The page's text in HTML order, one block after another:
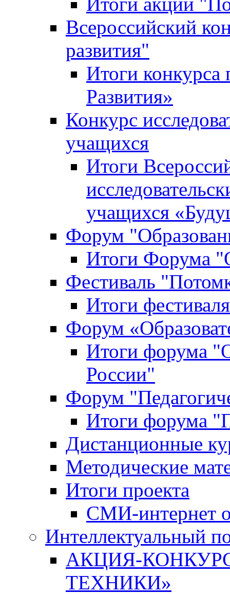
Всероссийский
развития"
Итоги конкурса
Развития»
Конкурс
учащихся
Итоги
учащихся
Форум
Итоги Форума
Фестиваль
Итоги
Форум
Итоги форума
России"
Форум
Итоги форума
Дистанционные
Методические
Итоги проекта
СМИ-интернет
Интеллектуальный
АКЦИЯ-
ТЕХНИКИ»